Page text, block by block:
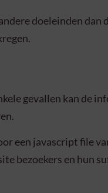
doeleinden
gevallen kan de
een javascript file
bezoekers en hun